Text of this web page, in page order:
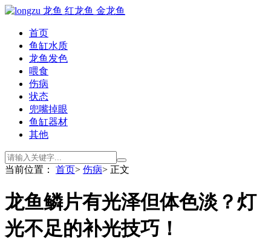
首页
鱼缸水质
龙鱼发色
喂食
伤病
状态
兜嘴掉眼
鱼缸器材
其他
当前位置： 首页> 伤病> 正文
龙鱼鳞片有光泽但体色淡？灯
光不足的补光技巧！